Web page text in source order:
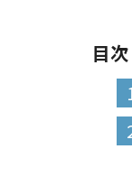
目次